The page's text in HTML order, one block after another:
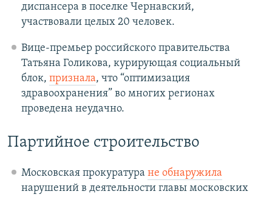
диспансера в поселке Чернавский,
участвовали целых 20 человек.
Вице-премьер российского правительства
Татьяна Голикова, курирующая социальный
блок, признала, что “оптимизация
здравоохранения” во многих регионах
проведена неудачно.
Партийное строительство
Московская прокуратура не обнаружила
нарушений в деятельности главы московских